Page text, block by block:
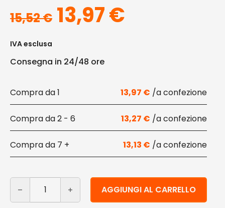
15,52€ Il prezzo
13,97€
IVA esclusa
Consegna in 24/48 ore
1 13,97 €
2 - 6 13,27 €
7 + 13,13 €
Vaschette termosaldabili quadrate biodegradabili
AGGIUNGI AL CARRELLO
Alternative: